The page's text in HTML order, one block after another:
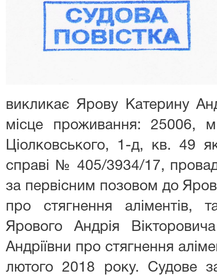
викликає Ярову Катерину
місце проживання: 25006,
Ціолковського, 1-д, кв. 49
справі № 405/3934/17,
за первісним позовом до
про стягнення аліментів,
Ярового Андрія
Андріївни про стягнення
лютого 2018 року. Судове